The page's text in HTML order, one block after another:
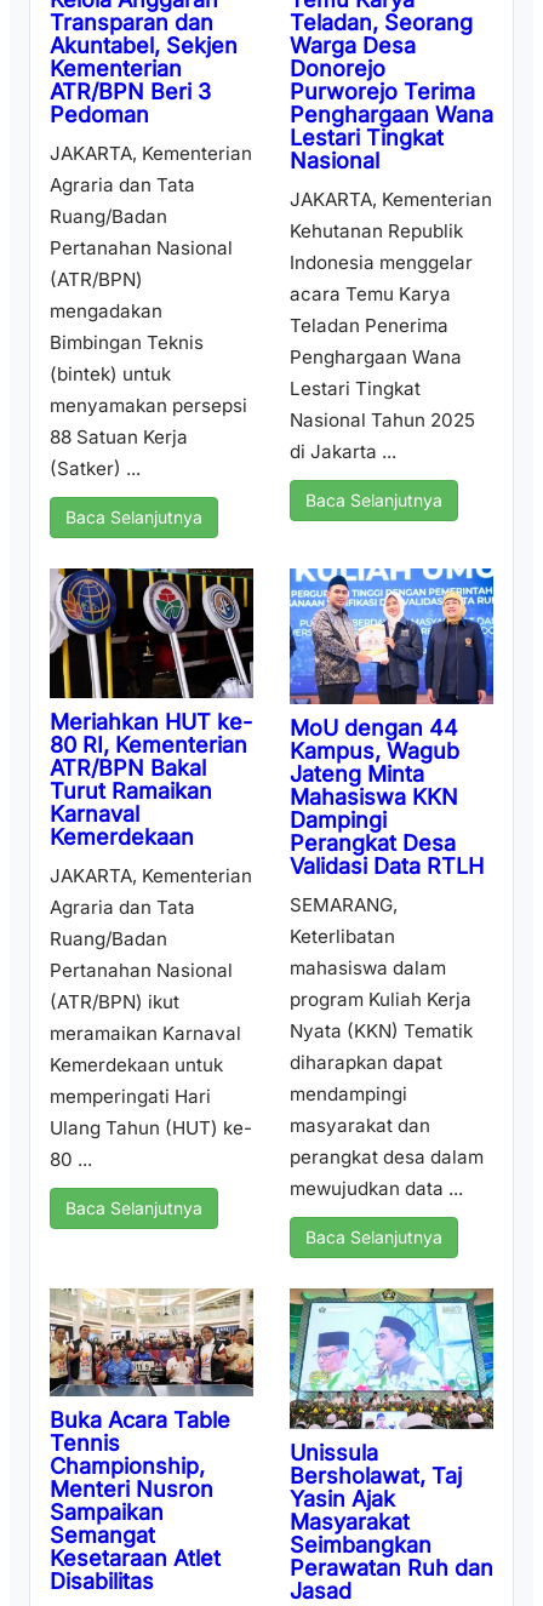
Transparan dan
Akuntabel, Sekjen
Kementerian
ATR/BPN Beri 3
Pedoman
JAKARTA, Kementerian
Agraria dan Tata
Ruang/Badan
Pertanahan Nasional
(ATR/BPN)
mengadakan
Bimbingan Teknis
(bintek) untuk
menyamakan persepsi
88 Satuan Kerja
(Satker) ...
Baca Selanjutnya
Teladan, Seorang
Warga Desa
Donorejo
Purworejo Terima
Penghargaan Wana
Lestari Tingkat
Nasional
JAKARTA, Kementerian
Kehutanan Republik
Indonesia menggelar
acara Temu Karya
Teladan Penerima
Penghargaan Wana
Lestari Tingkat
Nasional Tahun 2025
di Jakarta ...
Baca Selanjutnya
Meriahkan HUT ke-
80 RI, Kementerian
ATR/BPN Bakal
Turut Ramaikan
Karnaval
Kemerdekaan
JAKARTA, Kementerian
Agraria dan Tata
Ruang/Badan
Pertanahan Nasional
(ATR/BPN) ikut
meramaikan Karnaval
Kemerdekaan untuk
memperingati Hari
Ulang Tahun (HUT) ke-
80 ...
Baca Selanjutnya
MoU dengan 44
Kampus, Wagub
Jateng Minta
Mahasiswa KKN
Dampingi
Perangkat Desa
Validasi Data RTLH
SEMARANG,
Keterlibatan
mahasiswa dalam
program Kuliah Kerja
Nyata (KKN) Tematik
diharapkan dapat
mendampingi
masyarakat dan
perangkat desa dalam
mewujudkan data ...
Baca Selanjutnya
Buka Acara Table
Tennis
Championship,
Menteri Nusron
Sampaikan
Semangat
Kesetaraan Atlet
Disabilitas
Unissula
Bersholawat, Taj
Yasin Ajak
Masyarakat
Seimbangkan
Perawatan Ruh dan
Jasad